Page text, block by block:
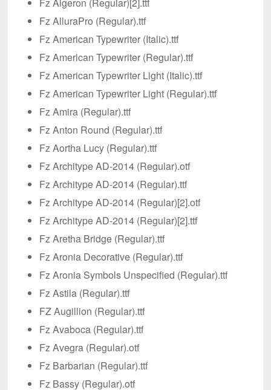
Fz AlluraPro (Regular).ttf
Fz American Typewriter (Italic).ttf
Fz American Typewriter (Regular).ttf
Fz American Typewriter Light (Italic).ttf
Fz American Typewriter Light (Regular).ttf
Fz Amira (Regular).ttf
Fz Anton Round (Regular).ttf
Fz Aortha Lucy (Regular).ttf
Fz Architype AD-2014 (Regular).otf
Fz Architype AD-2014 (Regular).ttf
Fz Architype AD-2014 (Regular)[2].otf
Fz Architype AD-2014 (Regular)[2].ttf
Fz Aretha Bridge (Regular).ttf
Fz Aronia Decorative (Regular).ttf
Fz Aronia Symbols Unspecified (Regular).ttf
Fz Astila (Regular).ttf
FZ Augillion (Regular).ttf
Fz Avaboca (Regular).ttf
Fz Avegra (Regular).otf
Fz Barbarian (Regular).ttf
Fz Bassy (Regular).otf